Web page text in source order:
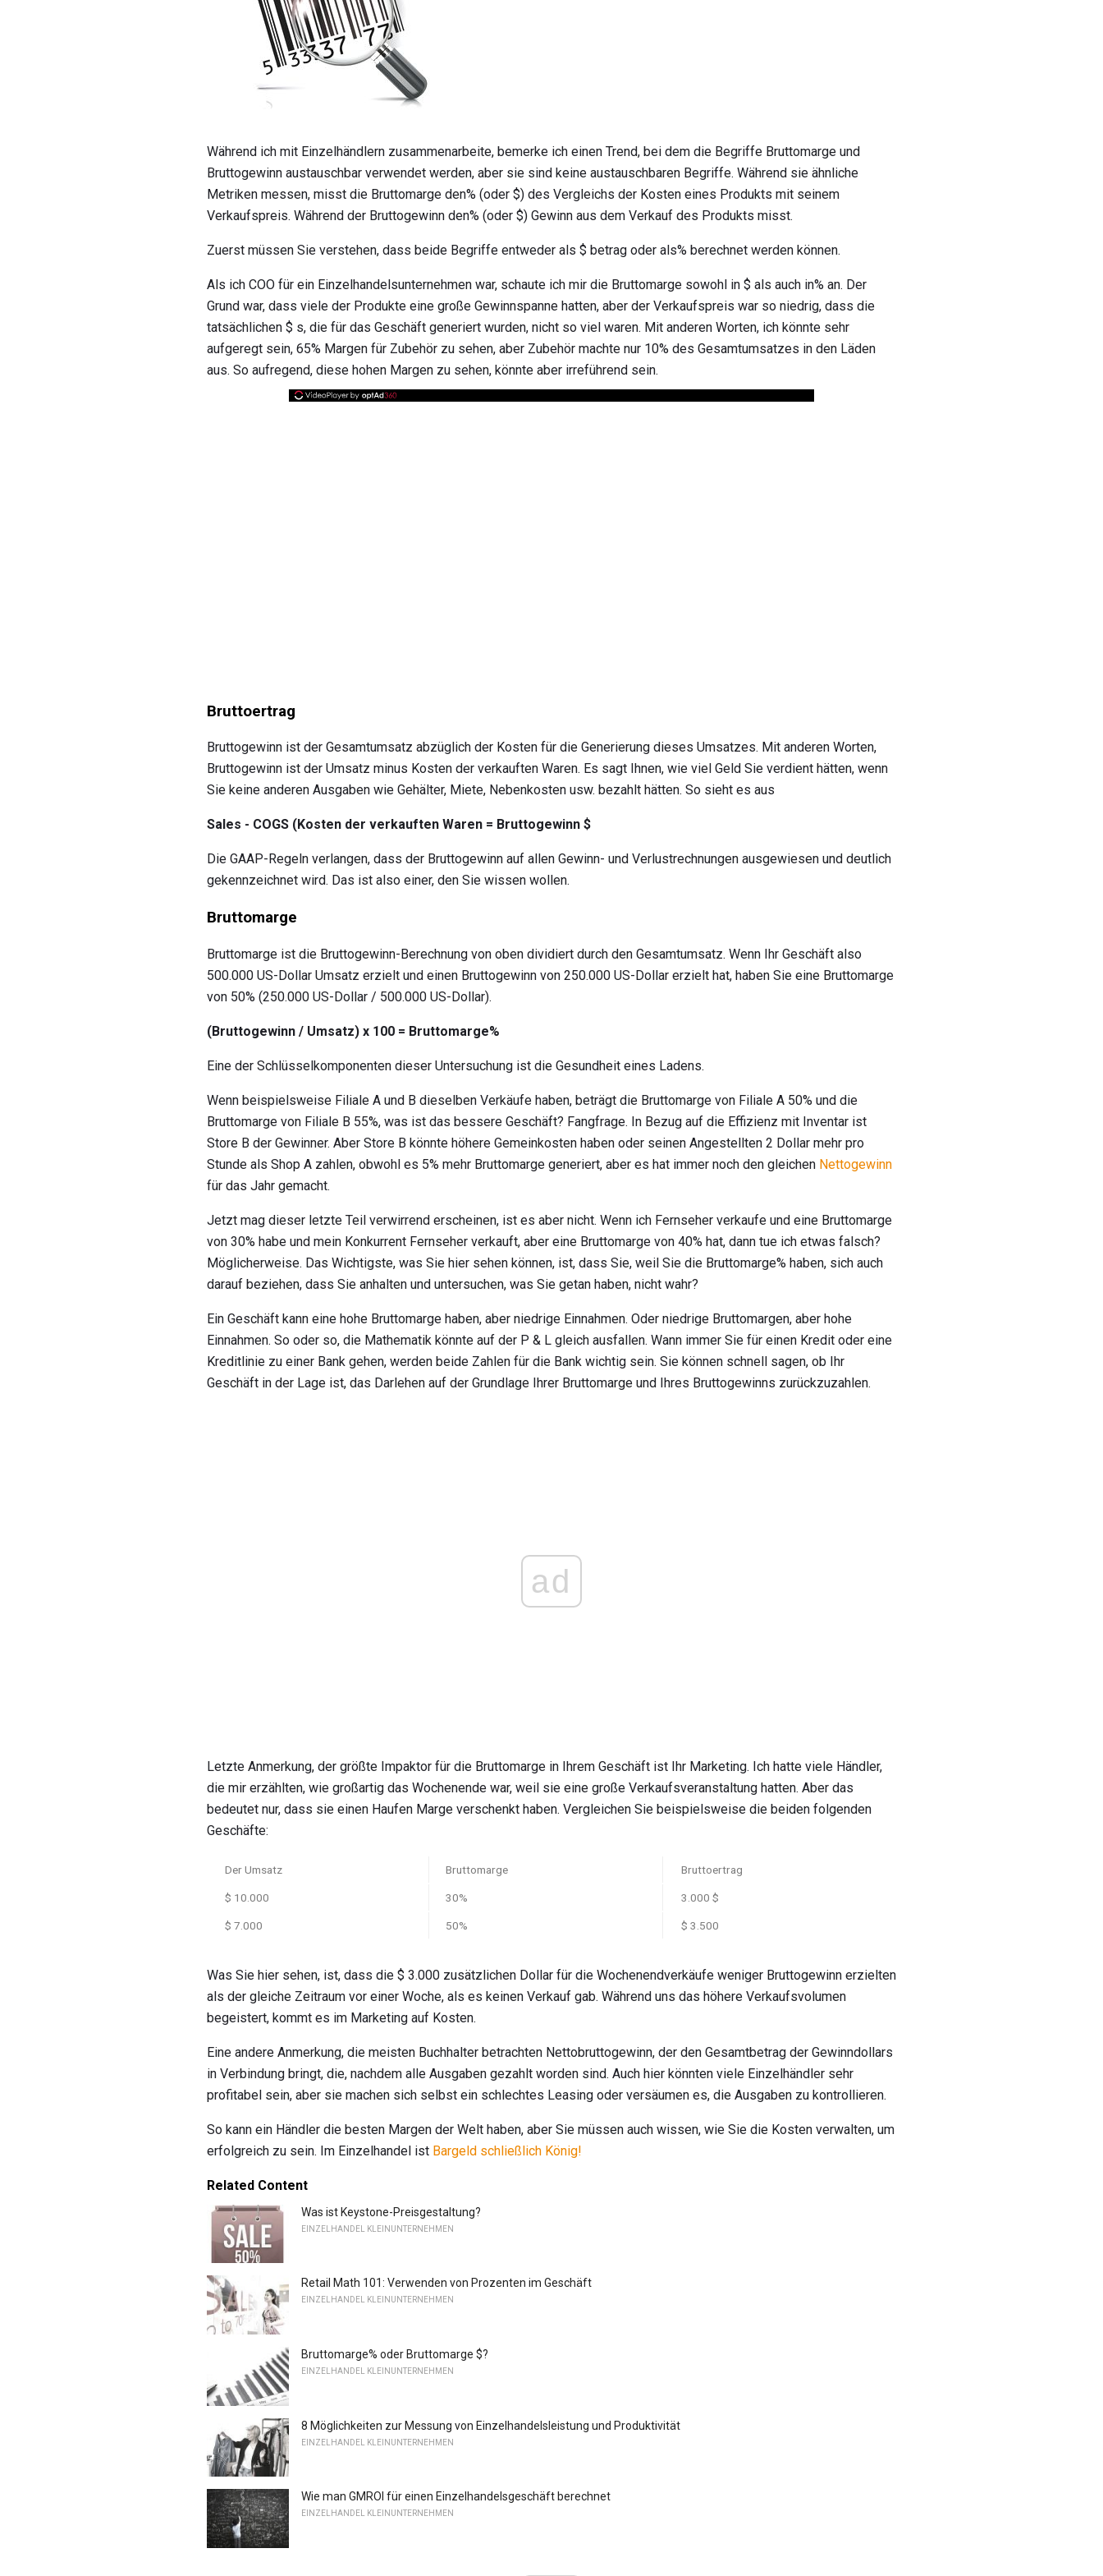
Während ich mit Einzelhändlern zusammenarbeite, bemerke ich einen Trend, bei dem die Begriffe Bruttomarge und
Bruttogewinn austauschbar verwendet werden, aber sie sind keine austauschbaren Begriffe. Während sie ähnliche
Metriken messen, misst die Bruttomarge den% (oder $) des Vergleichs der Kosten eines Produkts mit seinem
Verkaufspreis. Während der Bruttogewinn den% (oder $) Gewinn aus dem Verkauf des Produkts misst.
Zuerst müssen Sie verstehen, dass beide Begriffe entweder als $ betrag oder als% berechnet werden können.
Als ich COO für ein Einzelhandelsunternehmen war, schaute ich mir die Bruttomarge sowohl in $ als auch in% an. Der
Grund war, dass viele der Produkte eine große Gewinnspanne hatten, aber der Verkaufspreis war so niedrig, dass die
tatsächlichen $ s, die für das Geschäft generiert wurden, nicht so viel waren. Mit anderen Worten, ich könnte sehr
aufgeregt sein, 65% Margen für Zubehör zu sehen, aber Zubehör machte nur 10% des Gesamtumsatzes in den Läden
aus. So aufregend, diese hohen Margen zu sehen, könnte aber irreführend sein.
Bruttoertrag
Bruttogewinn ist der Gesamtumsatz abzüglich der Kosten für die Generierung dieses Umsatzes. Mit anderen Worten,
Bruttogewinn ist der Umsatz minus Kosten der verkauften Waren. Es sagt Ihnen, wie viel Geld Sie verdient hätten, wenn
Sie keine anderen Ausgaben wie Gehälter, Miete, Nebenkosten usw. bezahlt hätten. So sieht es aus
Sales - COGS (Kosten der verkauften Waren = Bruttogewinn $
Die GAAP-Regeln verlangen, dass der Bruttogewinn auf allen Gewinn- und Verlustrechnungen ausgewiesen und deutlich
gekennzeichnet wird. Das ist also einer, den Sie wissen wollen.
Bruttomarge
Bruttomarge ist die Bruttogewinn-Berechnung von oben dividiert durch den Gesamtumsatz. Wenn Ihr Geschäft also
500.000 US-Dollar Umsatz erzielt und einen Bruttogewinn von 250.000 US-Dollar erzielt hat, haben Sie eine Bruttomarge
von 50% (250.000 US-Dollar / 500.000 US-Dollar).
(Bruttogewinn / Umsatz) x 100 = Bruttomarge%
Eine der Schlüsselkomponenten dieser Untersuchung ist die Gesundheit eines Ladens.
Wenn beispielsweise Filiale A und B dieselben Verkäufe haben, beträgt die Bruttomarge von Filiale A 50% und die
Bruttomarge von Filiale B 55%, was ist das bessere Geschäft? Fangfrage. In Bezug auf die Effizienz mit Inventar ist
Store B der Gewinner. Aber Store B könnte höhere Gemeinkosten haben oder seinen Angestellten 2 Dollar mehr pro
Stunde als Shop A zahlen, obwohl es 5% mehr Bruttomarge generiert, aber es hat immer noch den gleichen Nettogewinn
für das Jahr gemacht.
Jetzt mag dieser letzte Teil verwirrend erscheinen, ist es aber nicht. Wenn ich Fernseher verkaufe und eine Bruttomarge
von 30% habe und mein Konkurrent Fernseher verkauft, aber eine Bruttomarge von 40% hat, dann tue ich etwas falsch?
Möglicherweise. Das Wichtigste, was Sie hier sehen können, ist, dass Sie, weil Sie die Bruttomarge% haben, sich auch
darauf beziehen, dass Sie anhalten und untersuchen, was Sie getan haben, nicht wahr?
Ein Geschäft kann eine hohe Bruttomarge haben, aber niedrige Einnahmen. Oder niedrige Bruttomargen, aber hohe
Einnahmen. So oder so, die Mathematik könnte auf der P & L gleich ausfallen. Wann immer Sie für einen Kredit oder eine
Kreditlinie zu einer Bank gehen, werden beide Zahlen für die Bank wichtig sein. Sie können schnell sagen, ob Ihr
Geschäft in der Lage ist, das Darlehen auf der Grundlage Ihrer Bruttomarge und Ihres Bruttogewinns zurückzuzahlen.
ad
Letzte Anmerkung, der größte Impaktor für die Bruttomarge in Ihrem Geschäft ist Ihr Marketing. Ich hatte viele Händler,
die mir erzählten, wie großartig das Wochenende war, weil sie eine große Verkaufsveranstaltung hatten. Aber das
bedeutet nur, dass sie einen Haufen Marge verschenkt haben. Vergleichen Sie beispielsweise die beiden folgenden
Geschäfte:
Der Umsatz Bruttomarge Bruttoertrag
$ 10.000 30% 3.000 $
$ 7.000 50% $ 3.500
Was Sie hier sehen, ist, dass die $ 3.000 zusätzlichen Dollar für die Wochenendverkäufe weniger Bruttogewinn erzielten
als der gleiche Zeitraum vor einer Woche, als es keinen Verkauf gab. Während uns das höhere Verkaufsvolumen
begeistert, kommt es im Marketing auf Kosten.
Eine andere Anmerkung, die meisten Buchhalter betrachten Nettobruttogewinn, der den Gesamtbetrag der Gewinndollars
in Verbindung bringt, die, nachdem alle Ausgaben gezahlt worden sind. Auch hier könnten viele Einzelhändler sehr
profitabel sein, aber sie machen sich selbst ein schlechtes Leasing oder versäumen es, die Ausgaben zu kontrollieren.
So kann ein Händler die besten Margen der Welt haben, aber Sie müssen auch wissen, wie Sie die Kosten verwalten, um
erfolgreich zu sein. Im Einzelhandel ist Bargeld schließlich König!
Related Content
Was ist Keystone-Preisgestaltung?
EINZELHANDEL KLEINUNTERNEHMEN
Retail Math 101: Verwenden von Prozenten im Geschäft
EINZELHANDEL KLEINUNTERNEHMEN
Bruttomarge% oder Bruttomarge $?
EINZELHANDEL KLEINUNTERNEHMEN
8 Möglichkeiten zur Messung von Einzelhandelsleistung und Produktivität
EINZELHANDEL KLEINUNTERNEHMEN
Wie man GMROI für einen Einzelhandelsgeschäft berechnet
EINZELHANDEL KLEINUNTERNEHMEN